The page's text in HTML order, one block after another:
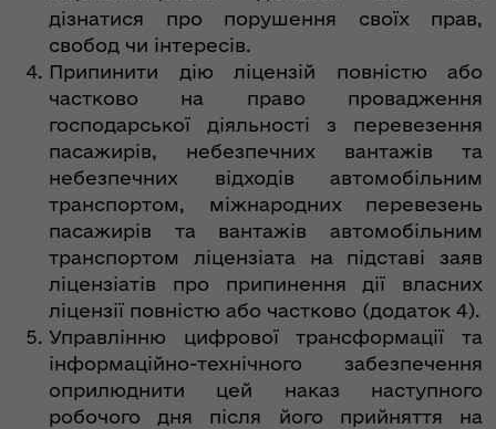
дізнатися про порушення своїх прав,
свобод чи інтересів.
Припинити дію ліцензій повністю або
частково на право провадження
господарської діяльності з перевезення
пасажирів, небезпечних вантажів та
небезпечних відходів автомобільним
транспортом, міжнародних перевезень
пасажирів та вантажів автомобільним
транспортом ліцензіата на підставі заяв
ліцензіатів про припинення дії власних
ліцензії повністю або частково (додаток 4).
Управлінню цифрової трансформації та
інформаційно-технічного забезпечення
оприлюднити цей наказ наступного
робочого дня після його прийняття на